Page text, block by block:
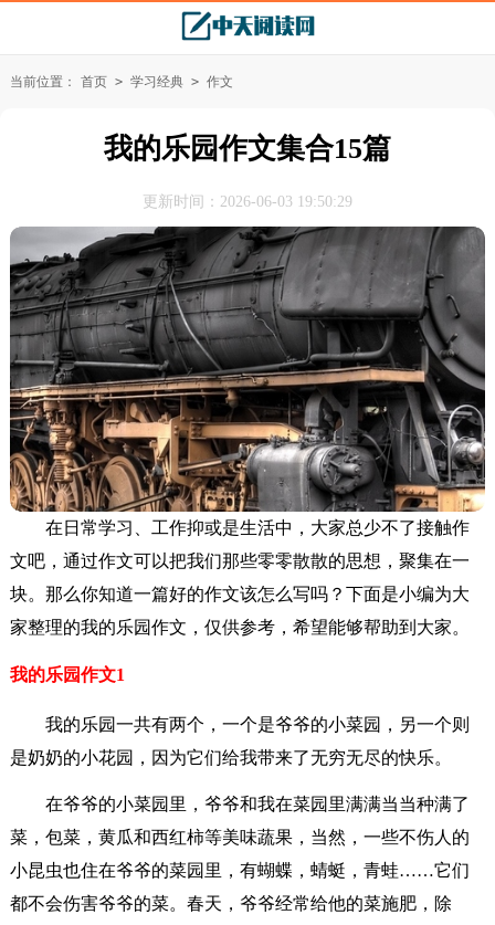
当前位置： 首页 > 学习经典 > 作文
我的乐园作文集合15篇
更新时间：2026-06-03 19:50:29
在日常学习、工作抑或是生活中，大家总少不了接触作
文吧，通过作文可以把我们那些零零散散的思想，聚集在一
块。那么你知道一篇好的作文该怎么写吗？下面是小编为大
家整理的我的乐园作文，仅供参考，希望能够帮助到大家。
我的乐园作文1
我的乐园一共有两个，一个是爷爷的小菜园，另一个则
是奶奶的小花园，因为它们给我带来了无穷无尽的快乐。
在爷爷的小菜园里，爷爷和我在菜园里满满当当种满了
菜，包菜，黄瓜和西红柿等美味蔬果，当然，一些不伤人的
小昆虫也住在爷爷的菜园里，有蝴蝶，蜻蜓，青蛙……它们
都不会伤害爷爷的菜。春天，爷爷经常给他的菜施肥，除